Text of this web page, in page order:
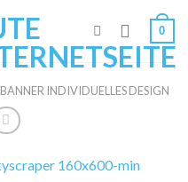
0
BANNER INDIVIDUELLES DESIGN